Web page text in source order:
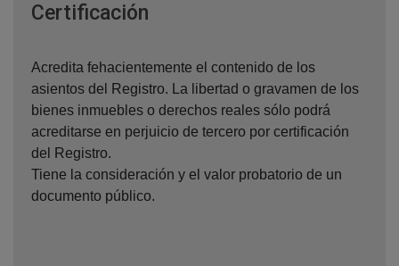
Certificación
Acredita fehacientemente el contenido de los
asientos del Registro. La libertad o gravamen de los
bienes inmuebles o derechos reales sólo podrá
acreditarse en perjuicio de tercero por certificación
del Registro.
Tiene la consideración y el valor probatorio de un
documento público.